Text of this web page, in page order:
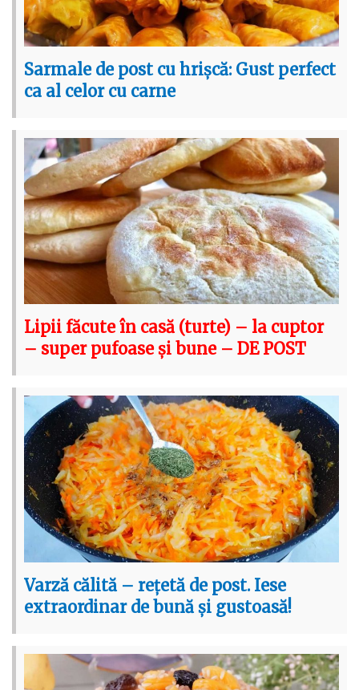
Sarmale de post cu hrișcă: Gust perfect
ca al celor cu carne
Lipii făcute în casă (turte) – la cuptor
– super pufoase și bune – DE POST
Varză călită – rețetă de post. Iese
extraordinar de bună și gustoasă!